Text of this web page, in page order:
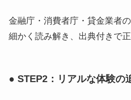
金融庁・消費者庁・貸金業者
細かく読み解き、出典付きで
● STEP2：リアルな体験の